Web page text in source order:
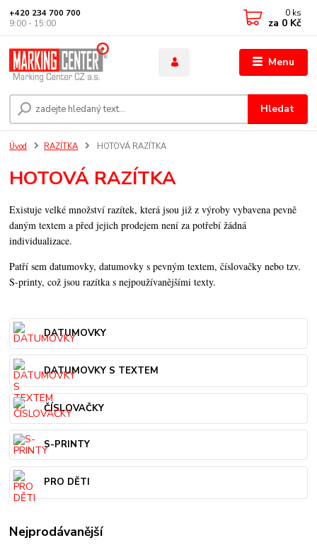
Menu
Hledat
+420 234 700 700
9:00 - 15:00
0 ks
za 0 Kč
Úvod RAZÍTKA HOTOVÁ RAZÍTKA
HOTOVÁ RAZÍTKA
Existuje velké množství razítek, která jsou již z výroby vybavena pevně
daným textem a před jejich prodejem není za potřebí žádná
individualizace.
Patří sem datumovky, datumovky s pevným textem, číslovačky nebo tzv.
S-printy, což jsou razítka s nejpoužívanějšími texty.
DATUMOVKY
DATUMOVKY S TEXTEM
ČÍSLOVAČKY
S-PRINTY
PRO DĚTI
Nejprodávanější